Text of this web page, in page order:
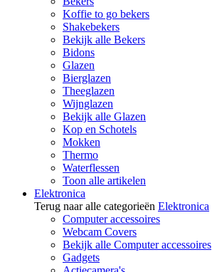
Koffie to go bekers
Shakebekers
Bekijk alle Bekers
Bidons
Glazen
Bierglazen
Theeglazen
Wijnglazen
Bekijk alle Glazen
Kop en Schotels
Mokken
Thermo
Waterflessen
Toon alle artikelen
Elektronica
Terug naar alle categorieën Elektronica
Computer accessoires
Webcam Covers
Bekijk alle Computer accessoires
Gadgets